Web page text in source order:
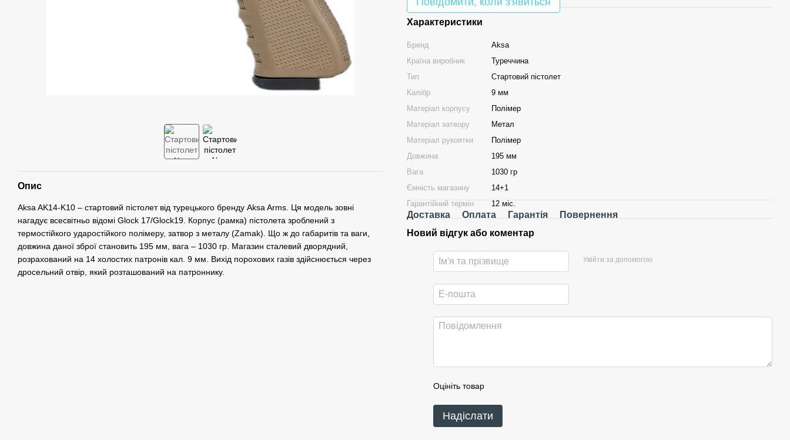
Опис
Aksa AK14-K10 – стартовий пістолет від турецького бренду Aksa Arms. Ця модель зовні
нагадує всесвітньо відомі Glock 17/Glock19. Корпус (рамка) пістолета зроблений з
термостійкого ударостійкого полімеру, затвор з металу (Zamak). Що ж до габаритів та ваги,
довжина даної зброї становить 195 мм, вага – 1030 гр. Магазин сталевий дворядний,
розрахований на 14 холостих патронів кал. 9 мм. Вихід порохових газів здійснюється через
дросельний отвір, який розташований на патроннику.
Характеристики
Бренд
Aksa
Країна виробник
Туреччина
Тип
Стартовий пістолет
Калібр
9 мм
Матеріал корпусу
Полімер
Матеріал затвору
Метал
Матеріал рукоятки
Полімер
Довжина
195 мм
Вага
1030 гр
Ємність магазину
14+1
Гарантійний термін
12 міс.
Доставка Оплата Гарантія
Повернення
Новий відгук або коментар
Увійти за допомогою
Оцініть товар
Надіслати